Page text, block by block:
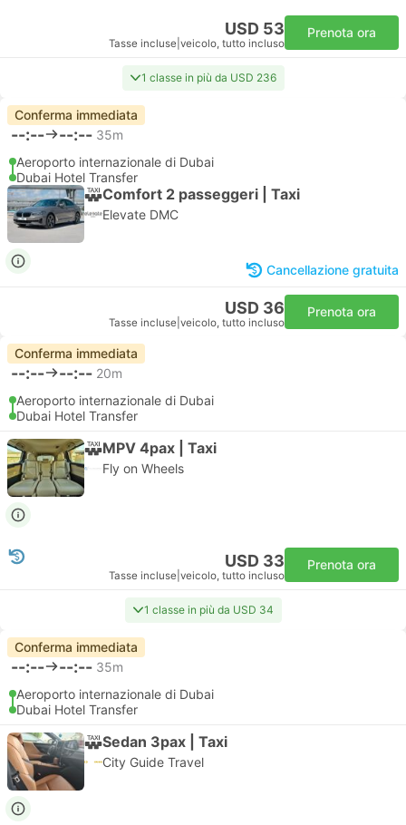
USD 53
Tasse incluse veicolo, tutto incluso
Prenota ora
1 classe in più da USD 236
Conferma immediata
--:-- --:-- 35m
Aeroporto internazionale di Dubai
Dubai Hotel Transfer
Comfort 2 passeggeri | Taxi
Elevate DMC
Cancellazione gratuita
USD 36
Tasse incluse veicolo, tutto incluso
Prenota ora
Conferma immediata
--:-- --:-- 20m
Aeroporto internazionale di Dubai
Dubai Hotel Transfer
MPV 4pax | Taxi
Fly on Wheels
USD 33
Tasse incluse veicolo, tutto incluso
Prenota ora
1 classe in più da USD 34
Conferma immediata
--:-- --:-- 35m
Aeroporto internazionale di Dubai
Dubai Hotel Transfer
Sedan 3pax | Taxi
City Guide Travel